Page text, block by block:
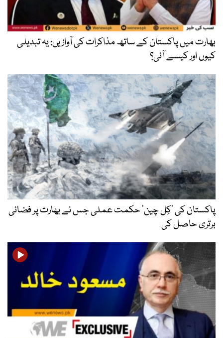
بھارت میں پاکستان کے ساتھ مذاکرات کی آوازیں: یہ تبدیلی
کیوں اور کیسے آئی؟
پاکستان کی ’کِل چین‘ حکمت عملی جس نے بھارت پر فضائی
برتری حاصل کی